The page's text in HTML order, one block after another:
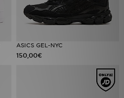
ASICS GEL-NYC
150,00€